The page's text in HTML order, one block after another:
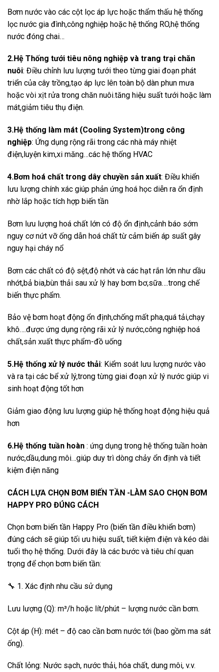
Bơm nước vào các cột lọc áp lực hoặc thẩm thấu hệ thống
lọc nước gia đình,công nghiệp hoặc hệ thống RO,hệ thống
nước đóng chai…
2.Hệ Thống tưới tiêu nông nghiệp và trang trại chăn
nuôi: Điều chỉnh lưu lượng tưới theo từng giai đoạn phát
triển của cây trồng,tạo áp lực lên toàn bộ dàn phun mưa
hoặc vòi xịt rửa trong chăn nuôi.tăng hiệu suất tưới hoặc làm
mát,giảm tiêu thụ điện.
3.Hệ thống làm mát (Cooling System)trong công
nghiệp: Ứng dụng rộng rãi trong các nhà máy nhiệt
điện,luyện kim,xi măng…các hệ thống HVAC
4.Bơm hoá chất trong dây chuyền sản xuất: Điều khiển
lưu lượng chính xác giúp phản ứng hoá học diễn ra ổn định
nhờ lắp hoặc tích hợp biến tần
Bơm lưu lượng hoá chất lớn có độ ổn định,cảnh báo sớm
nguy cơ nứt vỡ ống dẫn hoá chất từ cảm biến áp suất gây
nguy hại cháy nổ
Bơm các chất có độ sệt,độ nhớt và các hạt rắn lớn như dầu
nhớt,bả bia,bùn thải sau xử lý hay bơm bơ,sữa….trong chế
biến thực phẩm.
Bảo vệ bơm hoạt động ổn định,chống mất pha,quá tải,chạy
khô….được ứng dụng rộng rãi xử lý nước,công nghiệp hoá
chất,sản xuất thực phẩm-đồ uống
5.Hệ thống xử lý nước thải: Kiểm soát lưu lượng nước vào
và ra tại các bể xử lý,trong từng giai đoạn xử lý nước giúp vi
sinh hoạt động tốt hơn
Giảm giao động lưu lượng giúp hệ thống hoạt động hiệu quả
hơn
6.Hệ thống tuần hoàn : ứng dụng trong hệ thống tuần hoàn
nước,dầu,dung môi…giúp duy trì dòng chảy ổn định và tiết
kiệm điện năng
CÁCH LỰA CHỌN BƠM BIẾN TẦN -LÀM SAO CHỌN BƠM
HAPPY PRO ĐÚNG CÁCH
Chọn bơm biến tần Happy Pro (biến tần điều khiển bơm)
đúng cách sẽ giúp tối ưu hiệu suất, tiết kiệm điện và kéo dài
tuổi thọ hệ thống. Dưới đây là các bước và tiêu chí quan
trọng để chọn bơm biến tần:
🔧 1. Xác định nhu cầu sử dụng
Lưu lượng (Q): m³/h hoặc lít/phút – lượng nước cần bơm.
Cột áp (H): mét – độ cao cần bơm nước tới (bao gồm ma sát
ống).
Chất lỏng: Nước sạch, nước thải, hóa chất, dung môi, v.v.